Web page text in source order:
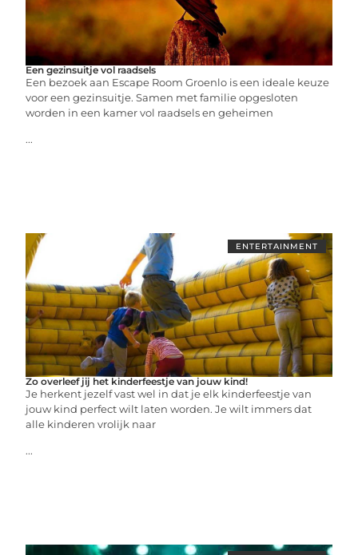
Een gezinsuitje vol raadsels
Een bezoek aan Escape Room Groenlo is een ideale keuze
voor een gezinsuitje. Samen met familie opgesloten
worden in een kamer vol raadsels en geheimen
...
ENTERTAINMENT
Zo overleef jij het kinderfeestje van jouw kind!
Je herkent jezelf vast wel in dat je elk kinderfeestje van
jouw kind perfect wilt laten worden. Je wilt immers dat
alle kinderen vrolijk naar
...